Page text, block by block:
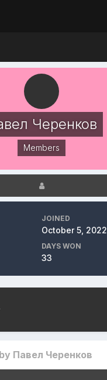
Черенков
Members
JOINED
October 5, 2022
DAYS WON
33
Павел Черенков